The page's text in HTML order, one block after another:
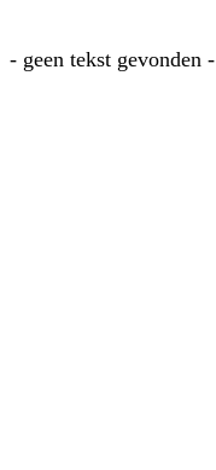
- geen tekst gevonden -